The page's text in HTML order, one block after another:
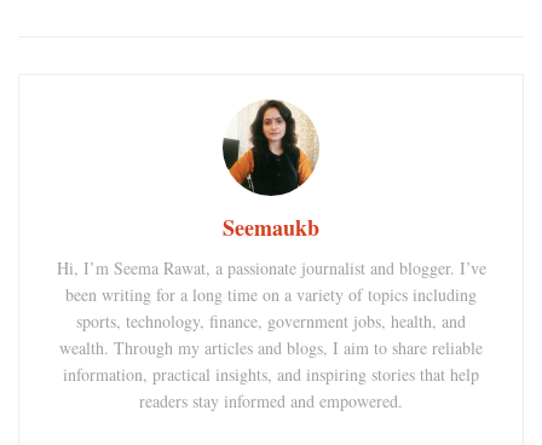
Seemaukb
Hi, I’m Seema Rawat, a passionate journalist and blogger. I’ve
been writing for a long time on a variety of topics including
sports, technology, finance, government jobs, health, and
wealth. Through my articles and blogs, I aim to share reliable
information, practical insights, and inspiring stories that help
readers stay informed and empowered.